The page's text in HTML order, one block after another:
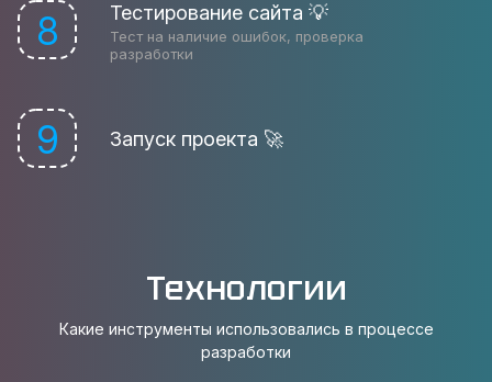
8 Тестирование сайта 💡
Тест на наличие ошибок, проверка
разработки
9 Запуск проекта 🚀
Технологии
Какие инструменты использовались в процессе
разработки